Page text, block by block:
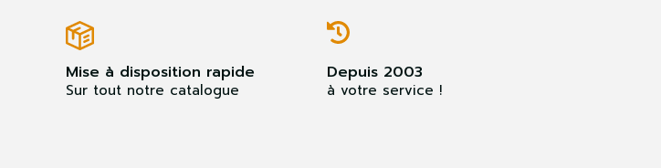
Mise à disposition rapide
Sur tout notre catalogue
Depuis 2003
à votre service !